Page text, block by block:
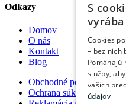
Odkazy
Domov
O nás
Kontakt
Blog
Obchodné podmienky
Ochrana súkromia
S
Cookies
– bez nich
Pomáhajú
služby,
vašich
údajov